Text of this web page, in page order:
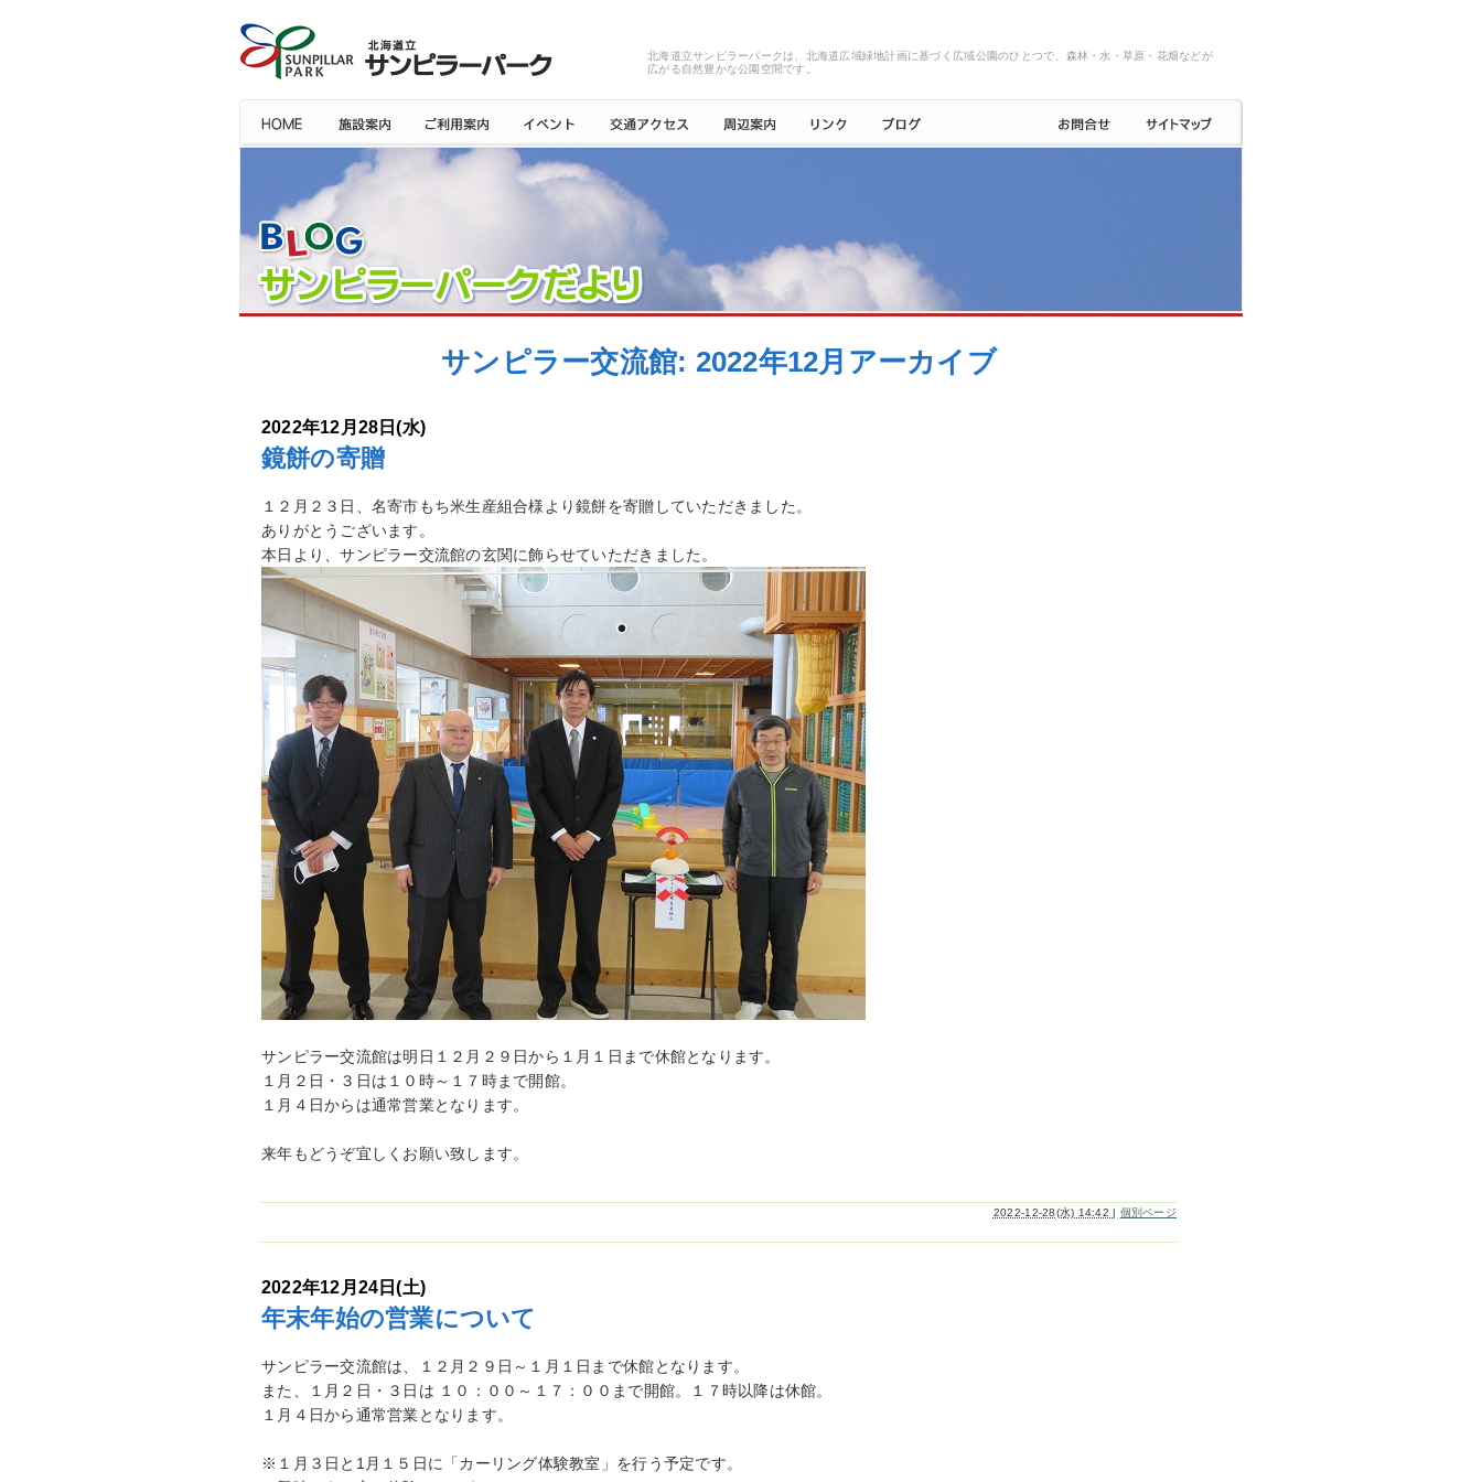
北海道立サンピラーパークは、北海道広域緑地計画に基づく広域公園のひとつで、森林・水・草原・花畑などが
広がる自然豊かな公園空間です。
サンピラー交流館: 2022年12月アーカイブ
2022年12月28日(水)
鏡餅の寄贈
１２月２３日、名寄市もち米生産組合様より鏡餅を寄贈していただきました。
ありがとうございます。
本日より、サンピラー交流館の玄関に飾らせていただきました。
サンピラー交流館は明日１２月２９日から１月１日まで休館となります。
１月２日・３日は１０時～１７時まで開館。
１月４日からは通常営業となります。
来年もどうぞ宜しくお願い致します。
2022-12-28(水) 14:42 | 個別ページ
2022年12月24日(土)
年末年始の営業について
サンピラー交流館は、１２月２９日～１月１日まで休館となります。
また、１月２日・３日は １０：００～１７：００まで開館。
１７時以降は休館。
１月４日から通常営業となります。
※１月３日と1月１５日に「カーリング体験教室」を行う予定です。